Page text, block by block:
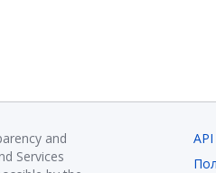
and
Services
API